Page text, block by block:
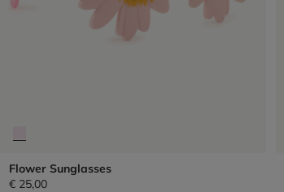
Flower Sunglasses
€ 25,00